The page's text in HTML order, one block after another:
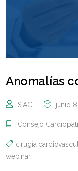
Anomalías
SIAC junio
Consejo
cirugía
webinar